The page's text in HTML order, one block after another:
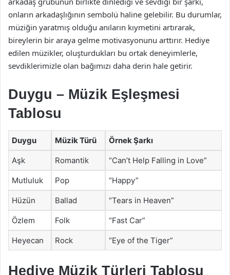
onların arkadaşlığının sembolü haline gelebilir. Bu durumlar,
müziğin yaratmış olduğu anıların kıymetini artırarak,
bireylerin bir araya gelme motivasyonunu arttırır. Hediye
edilen müzikler, oluşturdukları bu ortak deneyimlerle,
sevdiklerimizle olan bağımızı daha derin hale getirir.
Duygu – Müzik Eşleşmesi
Tablosu
Duygu Müzik Türü Örnek Şarkı
Aşk Romantik “Can’t Help Falling in Love”
Mutluluk Pop “Happy”
Hüzün Ballad “Tears in Heaven”
Özlem Folk “Fast Car”
Heyecan Rock “Eye of the Tiger”
Hediye Müzik Türleri Tablosu